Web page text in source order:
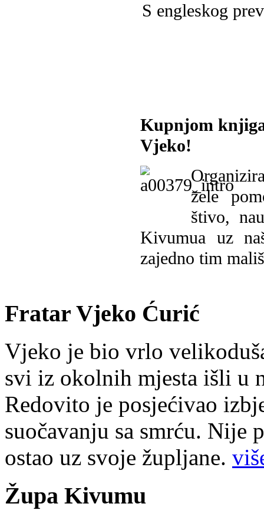
S engleskog
Kupnjom
Vjeko!
žele
štivo,
Kivumua uz
zajedno tim
Fratar Vjeko Ćurić
Vjeko je bio vrlo
svi iz okolnih mjesta išli u
Redovito je posjećivao
suočavanju sa smrću. Nije
ostao uz svoje župljane.
Župa Kivumu